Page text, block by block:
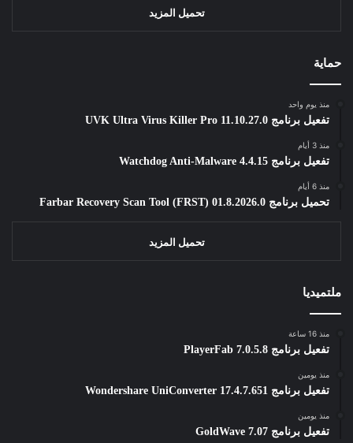
تحميل المزيد
حماية
منذ يوم واحد
تفعيل برنامج UVK Ultra Virus Killer Pro 11.10.27.0
منذ 3 أيام
تفعيل برنامج Watchdog Anti-Malware 4.4.15
منذ 6 أيام
تحميل برنامج Farbar Recovery Scan Tool (FRST) 01.8.2026.0
تحميل المزيد
ملتميديا
منذ 16 ساعة
تفعيل برنامج PlayerFab 7.0.5.8
منذ يومين
تفعيل برنامج Wondershare UniConverter 17.4.7.651
منذ يومين
تفعيل برنامج GoldWave 7.07